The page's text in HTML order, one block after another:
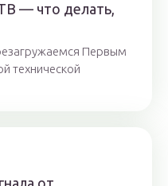
— что делать,
Первым
технической